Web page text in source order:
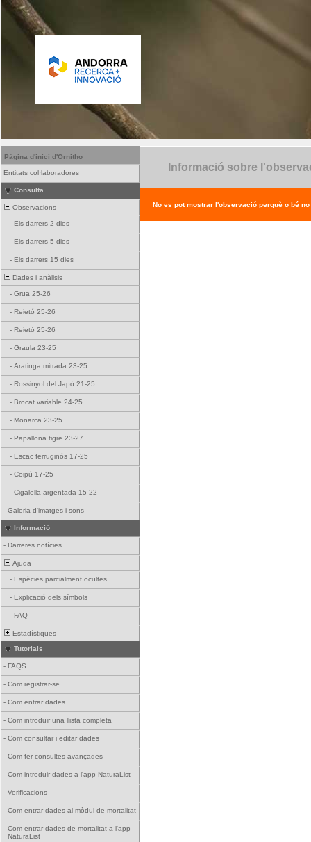
Pàgina d'inici d'Ornitho
Entitats col·laboradores
Consulta
Observacions
- Els darrers 2 dies
- Els darrers 5 dies
- Els darrers 15 dies
Dades i anàlisis
- Grua 25-26
- Reietó 25-26
- Reietó 25-26
- Graula 23-25
- Aratinga mitrada 23-25
- Rossinyol del Japó 21-25
- Brocat variable 24-25
- Monarca 23-25
- Papallona tigre 23-27
- Escac ferruginós 17-25
- Coipú 17-25
- Cigalella argentada 15-22
- Galeria d'imatges i sons
Informació
- Darreres notícies
Ajuda
- Espècies parcialment ocultes
- Explicació dels símbols
- FAQ
Estadístiques
Tutorials
- FAQS
- Com registrar-se
- Com entrar dades
- Com introduir una llista completa
- Com consultar i editar dades
- Com fer consultes avançades
- Com introduir dades a l'app NaturaList
- Verificacions
- Com entrar dades al mòdul de mortalitat
- Com entrar dades de mortalitat a l'app
NaturaList
Informació sobre
No es pot mostrar l'observació perquè o bé